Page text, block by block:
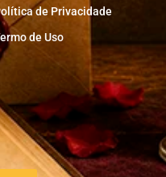
de Privacidade
de Uso